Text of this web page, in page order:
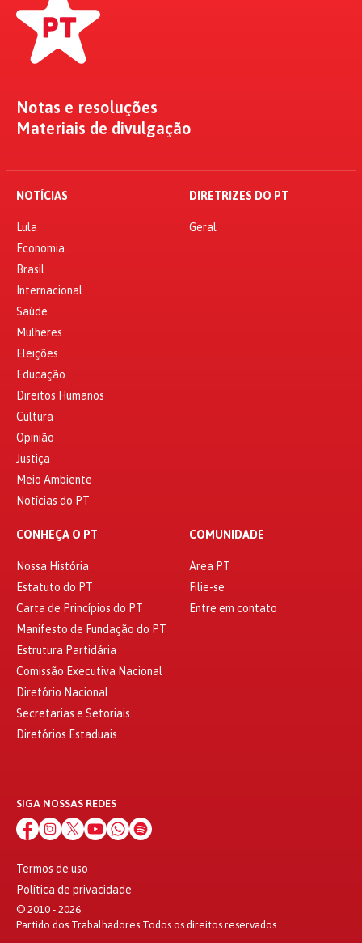
Notas e resoluções
Materiais de divulgação
NOTÍCIAS
Lula
Economia
Brasil
Internacional
Saúde
Mulheres
Eleições
Educação
Direitos Humanos
Cultura
Opinião
Justiça
Meio Ambiente
Notícias do PT
DIRETRIZES DO PT
Geral
CONHEÇA O PT
Nossa História
Estatuto do PT
Carta de Princípios do PT
Manifesto de Fundação do PT
Estrutura Partidária
Comissão Executiva Nacional
Diretório Nacional
Secretarias e Setoriais
Diretórios Estaduais
COMUNIDADE
Área PT
Filie-se
Entre em contato
SIGA NOSSAS REDES
Termos de uso
Política de privacidade
© 2010 - 2026
Partido dos Trabalhadores Todos os direitos reservados